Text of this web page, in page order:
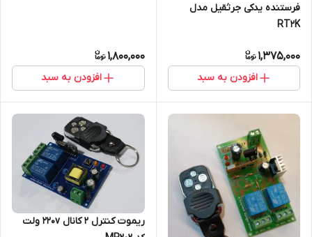
فرستنده یدکی جرثقیل مدل
RT2K
1,375,000
افزودن به سبد
1,800,000
افزودن به سبد
ریموت کنترل 2 کانال 220v ولت